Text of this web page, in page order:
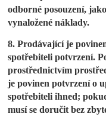
odborné posouzení,
vynaložené náklady.
8. Prodávající je
spotřebiteli potvrzení.
prostřednictvím
je povinen potvrzení o
spotřebiteli ihned;
musí se doručit bez